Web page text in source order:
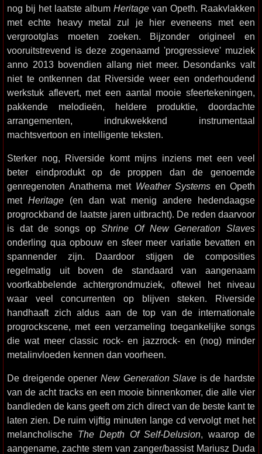
nog bij het laatste album Heritage van Opeth. Raakvlakken
met echte heavy metal zul je hier eveneens met een
vergrootglas moeten zoeken. Bijzonder origineel en
vooruitstrevend is deze zogenaamd 'progressieve' muziek
anno 2013 bovendien allang niet meer. Desondanks valt
niet te ontkennen dat Riverside weer een onderhoudend
werkstuk aflevert, met een aantal mooie sfeertekeningen,
pakkende melodieën, heldere produktie, doordachte
arrangementen, indrukwekkend instrumentaal
machtsvertoon en intelligente teksten.
Sterker nog, Riverside komt mijns inziens met een veel
beter eindprodukt op de proppen dan de genoemde
genregenoten Anathema met Weather Systems en Opeth
met Heritage (en dan wat menig andere hedendaagse
progrockband de laatste jaren uitbracht). De reden daarvoor
is dat de songs opShrine Of New Generation Slaves
onderling qua opbouw en sfeer meer variatie bevatten en
spannender zijn. Daardoor stijgen de composities
regelmatig uit boven de standaard van aangenaam
voortkabbelende achtergrondmuziek, oftewel het niveau
waar veel concurrenten op blijven steken. Riverside
handhaaft zich aldus aan de top van de internationale
progrockscene, met een verzameling toegankelijke songs
die wat meer classic rock- en jazzrock- en (nog) minder
metalinvloeden kennen dan voorheen.
De dreigende opener New Generation Slave is de hardste
van de acht tracks en een mooie binnenkomer, die alle vier
bandleden de kans geeft om zich direct van de beste kant te
laten zien. De ruim vijftig minuten lange cd vervolgt met het
melancholische The Depth Of Self-Delusion, waarop de
aangename, zachte stem van zanger/bassist Mariusz Duda